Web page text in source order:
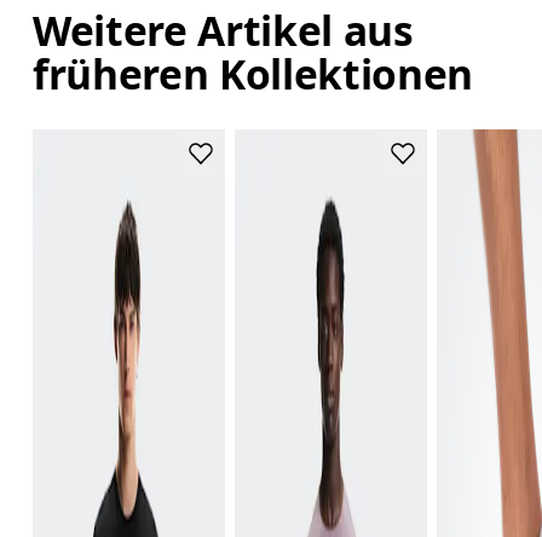
Weitere Artikel aus
früheren Kollektionen